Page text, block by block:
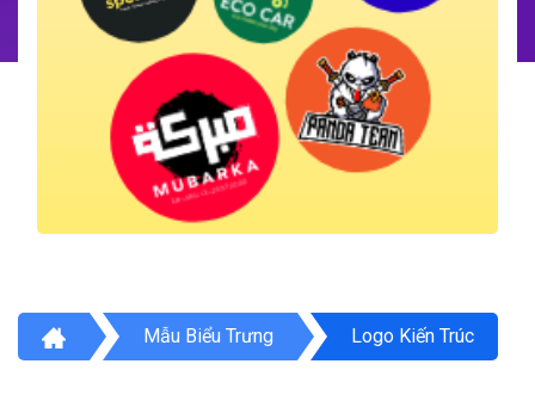
Mẫu Biểu Trưng Logo Kiến Trúc